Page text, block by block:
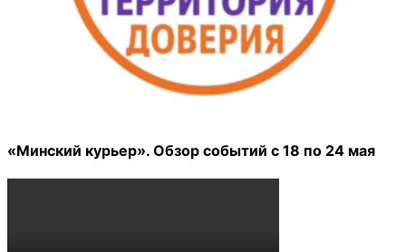
«Минский курьер». Обзор событий с 18 по 24 мая